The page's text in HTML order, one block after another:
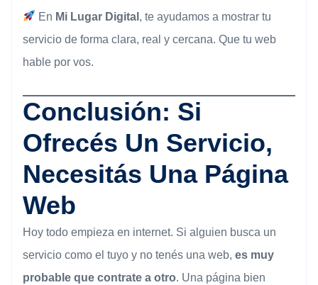
En Mi Lugar Digital , te ayudamos a mostrar tu
servicio de forma clara, real y cercana. Que tu web
hable por vos.
Conclusión: Si
Ofrecés Un Servicio,
Necesitás Una Página
Web
Hoy todo empieza en internet. Si alguien busca un
servicio como el tuyo y no tenés una web, es muy
probable que contrate a otro. Una página bien